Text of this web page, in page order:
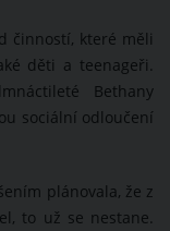
činností, které měli
děti a teenageři.
Bethany
sociální odloučení
plánovala, že z
to už se nestane.